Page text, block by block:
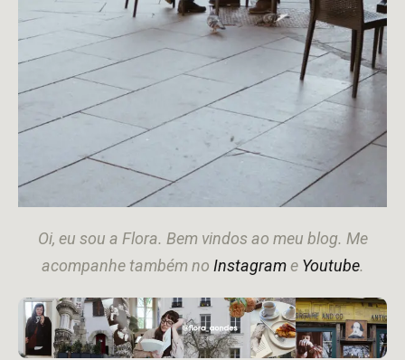
Oi, eu sou a Flora. Bem vindos ao meu blog. Me
acompanhe também no Instagrame Youtube.